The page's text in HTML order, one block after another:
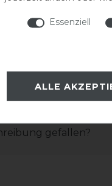
verbindet das
und eignet sich
gefallen?
Essenziell
ALLE